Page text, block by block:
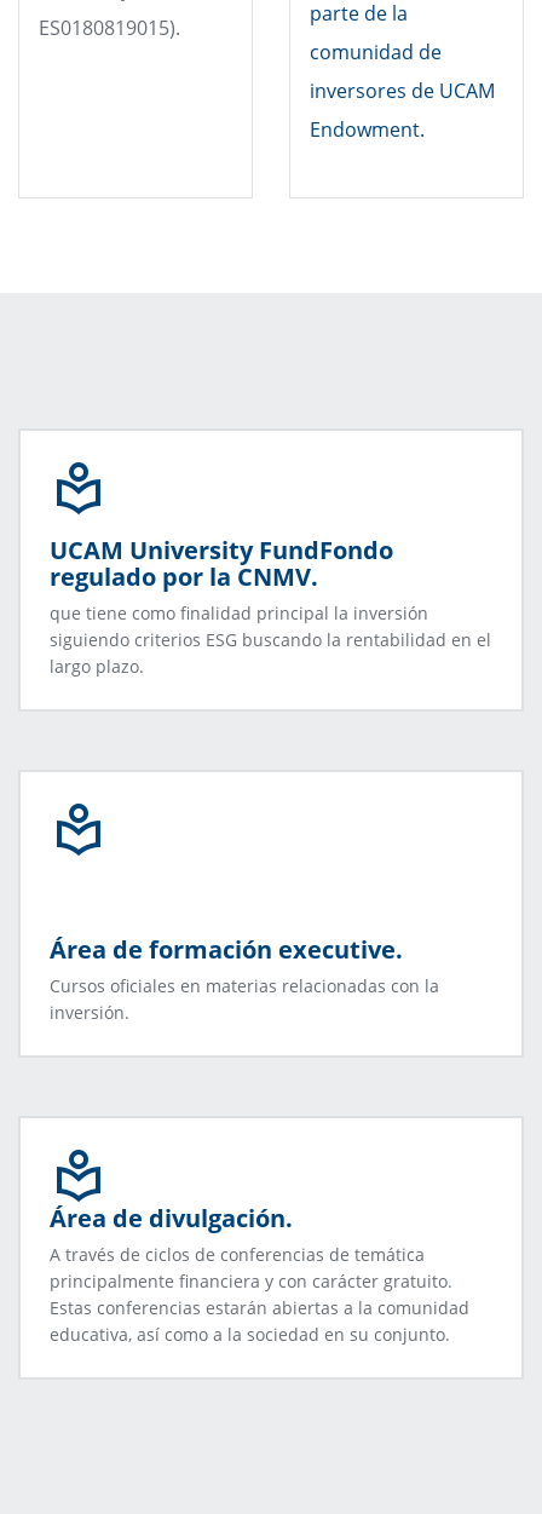
ES0180819015).
parte de la
comunidad de
inversores de UCAM
Endowment.
UCAM University FundFondo
regulado por la CNMV.
que tiene como finalidad principal la inversión
siguiendo criterios ESG buscando la rentabilidad en el
largo plazo.
Área de formación executive.
Cursos oficiales en materias relacionadas con la
inversión.
Área de divulgación.
A través de ciclos de conferencias de temática
principalmente financiera y con carácter gratuito.
Estas conferencias estarán abiertas a la comunidad
educativa, así como a la sociedad en su conjunto.